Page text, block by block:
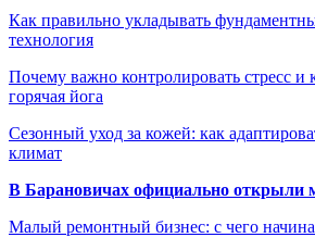
Как правильно укладывать
технология
Почему важно контролировать стресс и
горячая йога
Сезонный уход за кожей: как
климат
В Барановичах официально открыли
Малый ремонтный бизнес: с чего